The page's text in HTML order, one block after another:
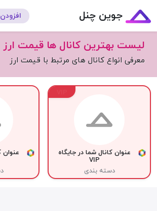
جوین چنل
لیست بهترین کانال ها قیمت ارز
معرفی انواع کانال های مرتبط با قیمت ارز
عنوان کانال شما در جایگاه
VIP
دسته بندی
عنوان